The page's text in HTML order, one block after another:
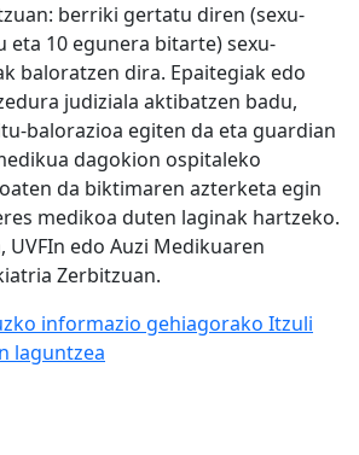
berriki gertatu diren (sexu-
eta 10 egunera bitarte) sexu-
baloratzen dira. Epaitegiak edo
judiziala aktibatzen badu,
balorazioa egiten da eta guardian
dagokion ospitaleko
da biktimaren azterketa egin
medikoa duten laginak hartzeko.
edo Auzi Medikuaren
Zerbitzuan.
informazio gehiagorako Itzuli
laguntzea